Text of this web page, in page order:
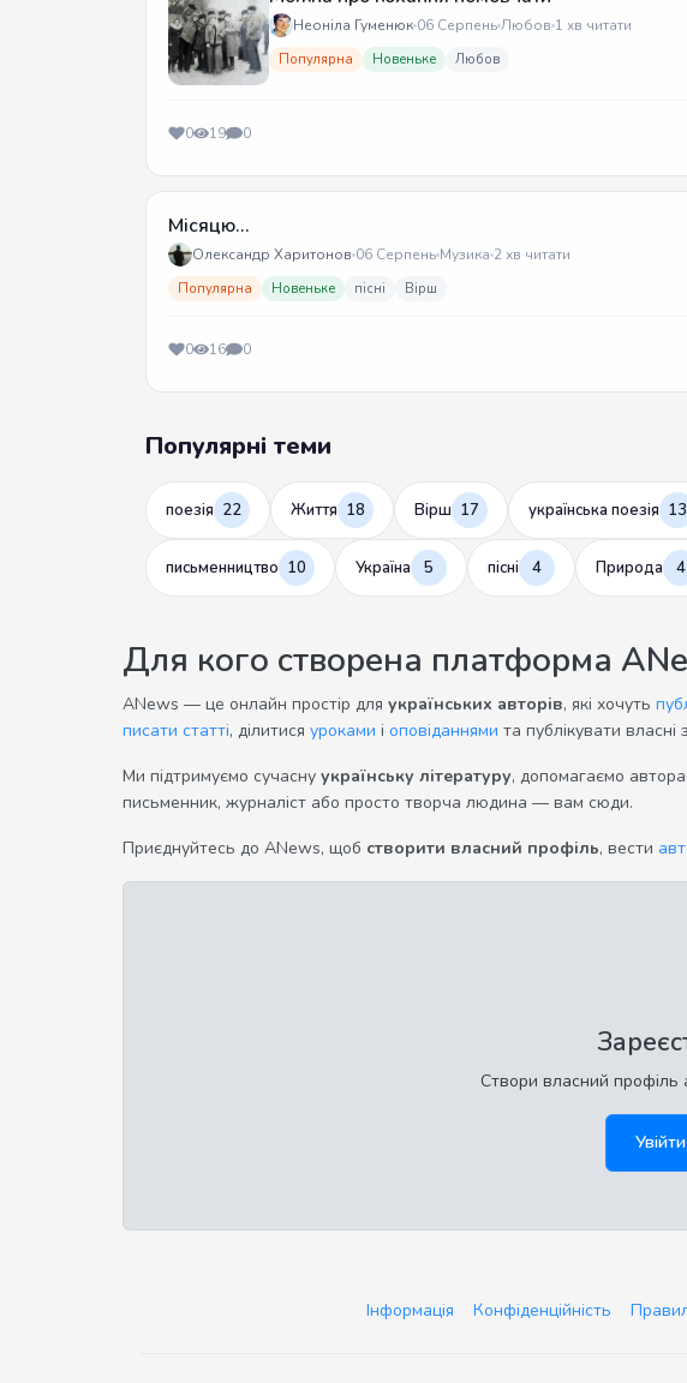
Неоніла Гуменюк 06 СерпеньЛюбов 1 хв читати
Популярна Новеньке Любов
0 19 0
Місяцю...
Олександр Харитонов 06 Серпень Музика 2 хв читати
Популярна Новеньке пісні Вірш
0 16 0
Популярні теми
поезія 22 Життя 18 Вірш 17 українська поезія 13
письменництво 10 Україна 5 пісні 4 Природа 4
Для кого створена платформа
ANews — це онлайн простір для українських авторів, які хочуть
писати статті, ділитися уроками і оповіданнями та публікувати власні
Ми підтримуємо сучасну українську літературу, допомагаємо
письменник, журналіст або просто творча людина — вам сюди.
Приєднуйтесь до ANews, щоб створити власний профіль, вести
Створи власний профіль
Інформація Конфіденційність